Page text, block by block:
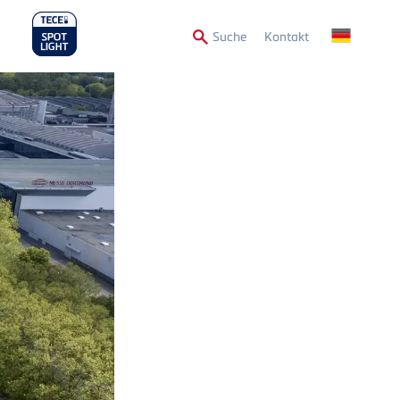
SucheSecondary
Kontakt